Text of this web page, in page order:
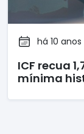
há 10 anos
ICF recua
mínima